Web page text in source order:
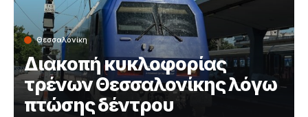
Θεσσαλονίκη
Διακοπή κυκλοφορίας
τρένων Θεσσαλονίκης λόγω
πτώσης δέντρου